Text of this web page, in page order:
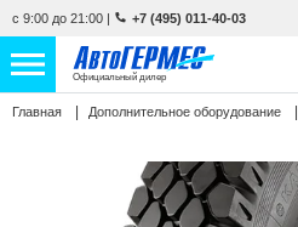
с 9:00 до 21:00 | +7 (495) 011-40-03
Официальный дилер
НОВЫЕ АВТОМОБИЛИ 4851 авто
С ПРОБЕГОМ 852 авто
Главная Дополнительное оборудование